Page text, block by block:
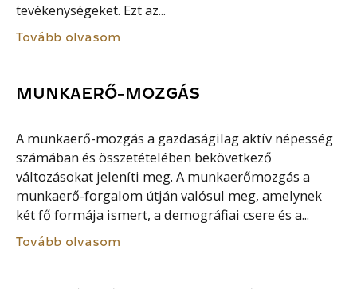
tevékenységeket. Ezt az...
Tovább olvasom
MUNKAERŐ-MOZGÁS
A munkaerő-mozgás a gazdaságilag aktív népesség
számában és összetételében bekövetkező
változásokat jeleníti meg. A munkaerőmozgás a
munkaerő-forgalom útján valósul meg, amelynek
két fő formája ismert, a demográfiai csere és a...
Tovább olvasom